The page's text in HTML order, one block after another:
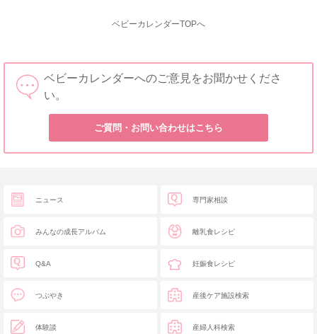
ベビーカレンダーTOPへ
ベビーカレンダーへのご意見をお聞かせくださ
い。
ご質問・お問い合わせはこちら
ニュース
みんなの成長アルバム
Q&A
つぶやき
体験談
専門家相談
離乳食レシピ
妊娠食レシピ
産後ケア施設検索
産婦人科検索